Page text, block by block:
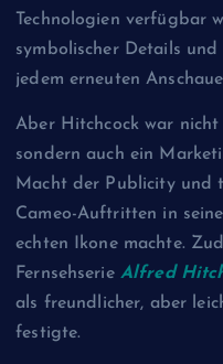
Technologien verfügbar
symbolischer Details
jedem erneuten
Aber Hitchcock war nicht
sondern auch ein
Macht der Publicity und
Cameo-Auftritten in
echten Ikone machte.
Fernsehserie Alfred
als freundlicher, aber
festigte.